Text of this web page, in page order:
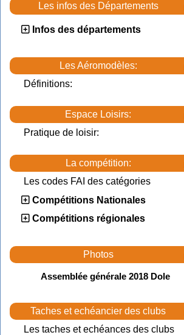
Les infos des Départements
Infos des départements
Les Aéromodèles:
Définitions:
Espace Loisirs:
Pratique de loisir:
La compétition:
Les codes FAI des catégories
Compétitions Nationales
Compétitions régionales
Photos
Assemblée générale 2018 Dole
Taches et echéancier des clubs
Les taches et echéances des clubs